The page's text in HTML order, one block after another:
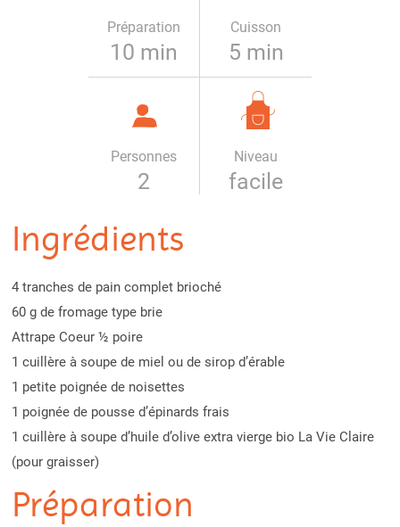
Préparation
10 min
Cuisson
5 min
Personnes
2
Niveau
facile
Ingrédients
4 tranches de pain complet brioché
60 g de fromage type brie
Attrape Coeur ½ poire
1 cuillère à soupe de miel ou de sirop d’érable
1 petite poignée de noisettes
1 poignée de pousse d’épinards frais
1 cuillère à soupe d’huile d’olive extra vierge bio La Vie Claire
(pour graisser)
Préparation